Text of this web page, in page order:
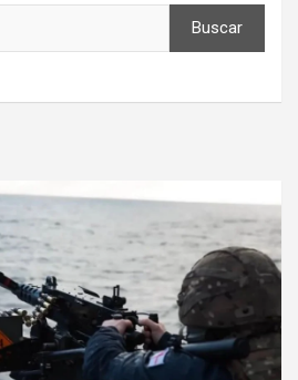
Buscar